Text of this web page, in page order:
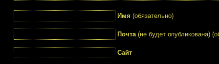
Имя (обязательно)
Почта(не будет опубликована)
Сайт